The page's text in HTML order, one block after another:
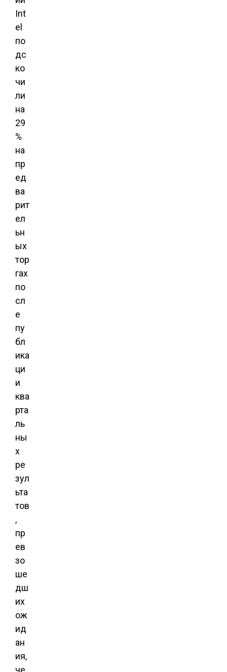
Int
el
по
дс
ко
чи
ли
на
29
%
на
пр
ед
ва
рит
ел
ьн
ых
тор
гах
по
сл
е
пу
бл
ика
ци
и
ква
рта
ль
ны
х
ре
зул
ьта
тов
,
пр
ев
зо
ше
дш
их
ож
ид
ан
ия,
че